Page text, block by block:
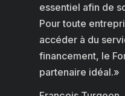
essentiel afin de
Pour toute
accéder à du
financement, le
partenaire idéal.»